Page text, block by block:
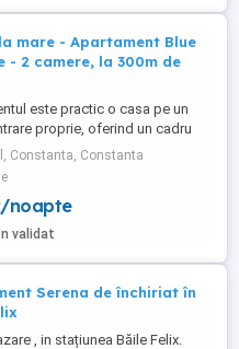
mare - Apartament Blue
- 2 camere, la 300m de
este practic o casa pe un
proprie, oferind un cadru
Casa este situata in zona
- Spitalul Militar, la 300m de
plaja 3 papuci - Zoom Beach.
centrala a casei face ca
fie aproape de toate
Constanta, Constanta
noapte
validat
Serena de închiriat în
, in stațiunea Băile Felix.